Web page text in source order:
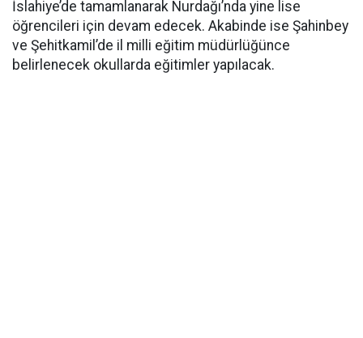
İslahiye’de tamamlanarak Nurdağı’nda yine lise
öğrencileri için devam edecek. Akabinde ise Şahinbey
ve Şehitkamil’de il milli eğitim müdürlüğünce
belirlenecek okullarda eğitimler yapılacak.